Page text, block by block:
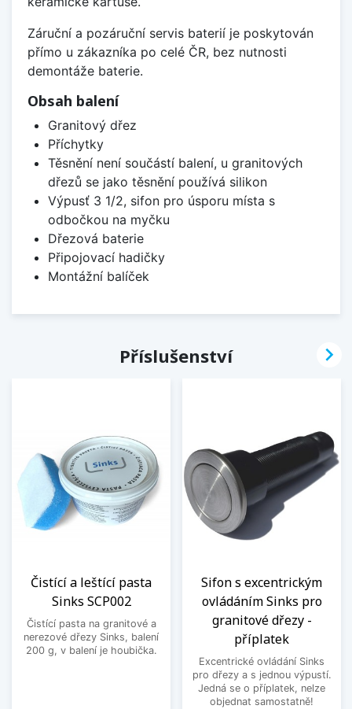
Záruční a pozáruční servis baterií je poskytován
přímo u zákazníka po celé ČR, bez nutnosti
demontáže baterie.
Obsah balení
Granitový dřez
Příchytky
Těsnění není součástí balení, u granitových
dřezů se jako těsnění používá silikon
Výpusť 3 1/2, sifon pro úsporu místa s
odbočkou na myčku
Dřezová baterie
Připojovací hadičky
Montážní balíček
Příslušenství
Čistící a leštící pasta
Sinks SCP002
Čistící pasta na granitové a
nerezové dřezy Sinks, balení
200 g, v balení je houbička.
Sifon s excentrickým
ovládáním Sinks pro
granitové dřezy -
příplatek
Excentrické ovládání Sinks
pro dřezy a s jednou výpustí.
Jedná se o příplatek, nelze
objednat samostatně!
